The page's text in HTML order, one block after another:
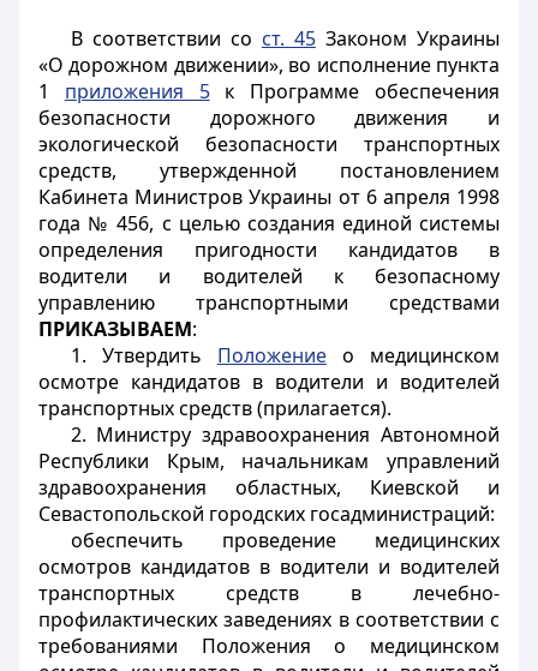
В соответствии со ст. 45Законом Украины
«О дорожном движении», во исполнение пункта
1 приложения 5к Программе обеспечения
безопасности дорожного движения и
экологической безопасности транспортных
средств, утвержденной постановлением
Кабинета Министров Украины от 6 апреля 1998
года № 456, с целью создания единой системы
определения пригодности кандидатов в
водители и водителей к безопасному
управлению транспортными средствами
ПРИКАЗЫВАЕМ:
1. Утвердить Положениео медицинском
осмотре кандидатов в водители и водителей
транспортных средств (прилагается).
2. Министру здравоохранения Автономной
Республики Крым, начальникам управлений
здравоохранения областных, Киевской и
Севастопольской городских госадминистраций:
обеспечить проведение медицинских
осмотров кандидатов в водители и водителей
транспортных средств в лечебно-
профилактических заведениях в соответствии с
требованиями Положения о медицинском